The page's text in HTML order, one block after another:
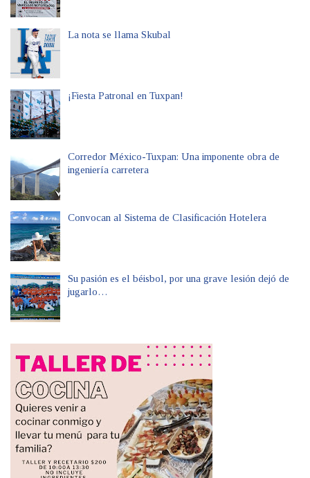
La nota se llama Skubal
¡Fiesta Patronal en Tuxpan!
Corredor México-Tuxpan: Una imponente obra de
ingeniería carretera
Convocan al Sistema de Clasificación Hotelera
Su pasión es el béisbol, por una grave lesión dejó de
jugarlo…